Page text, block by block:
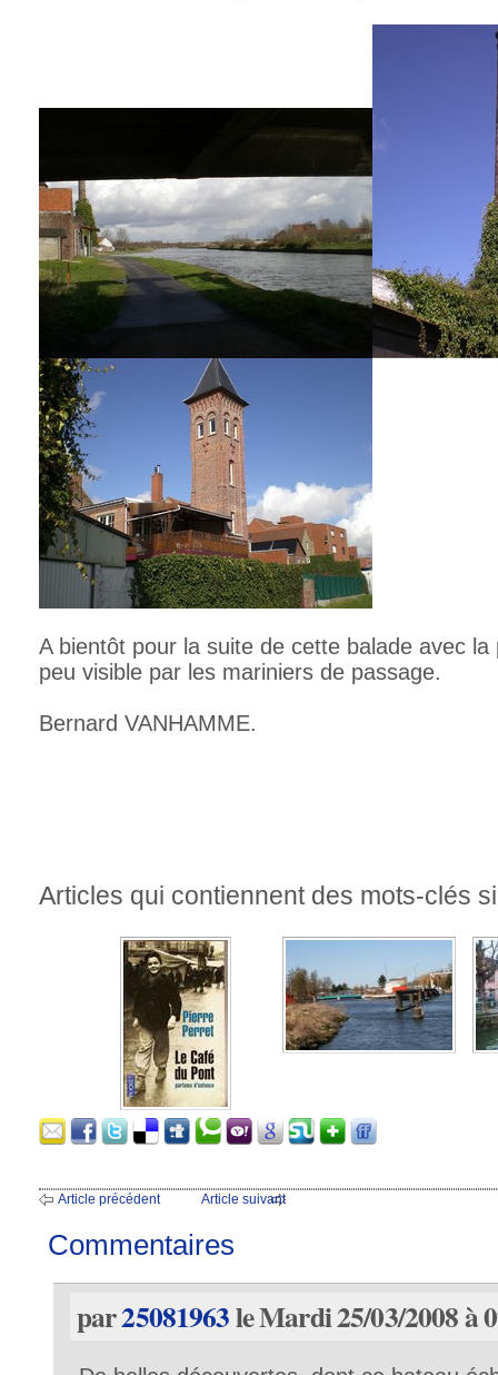
A bientôt pour la suite de cette balade avec
peu visible par les mariniers de passage.
Bernard VANHAMME.
Articles qui contiennent des mots-clés
Article précédent Article suivant
Commentaires
par25081963le Mardi 25/03/2008 à